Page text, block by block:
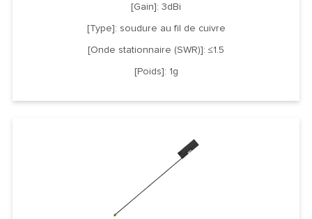
[Gain]: 3dBi
[Type]: soudure au fil de cuivre
[Onde stationnaire (SWR)]: ≤1.5
[Poids]: 1g